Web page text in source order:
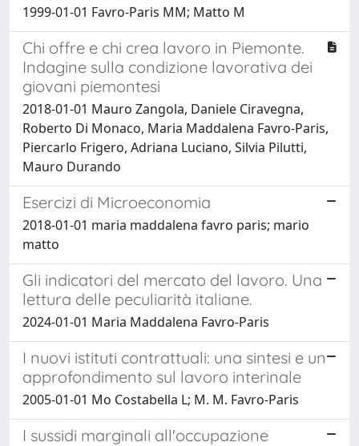
1999-01-01 Favro-Paris MM; Matto M
Chi offre e chi crea lavoro in Piemonte.
Indagine sulla condizione lavorativa dei
giovani piemontesi
2018-01-01 Mauro Zangola, Daniele Ciravegna,
Roberto Di Monaco, Maria Maddalena Favro-Paris,
Piercarlo Frigero, Adriana Luciano, Silvia Pilutti,
Mauro Durando
Esercizi di Microeconomia
2018-01-01 maria maddalena favro paris; mario
matto
Gli indicatori del mercato del lavoro. Una
lettura delle peculiarità italiane.
2024-01-01 Maria Maddalena Favro-Paris
I nuovi istituti contrattuali: una sintesi e un
approfondimento sul lavoro interinale
2005-01-01 Mo Costabella L; M. M. Favro-Paris
I sussidi marginali all'occupazione